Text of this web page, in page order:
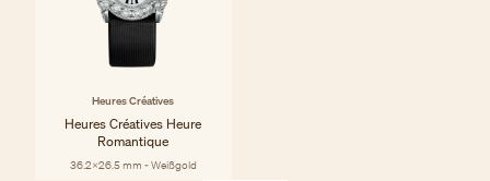
Heures Créatives
Heures Créatives Heure
Romantique
36.2x26.5 mm - Weißgold